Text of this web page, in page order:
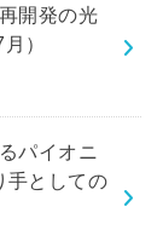
開発の光
）
パイオニ
手としての